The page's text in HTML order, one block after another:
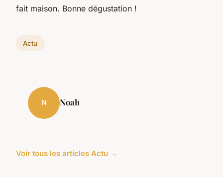
fait maison. Bonne dégustation !
Actu
N Noah
Voir tous les articles Actu →